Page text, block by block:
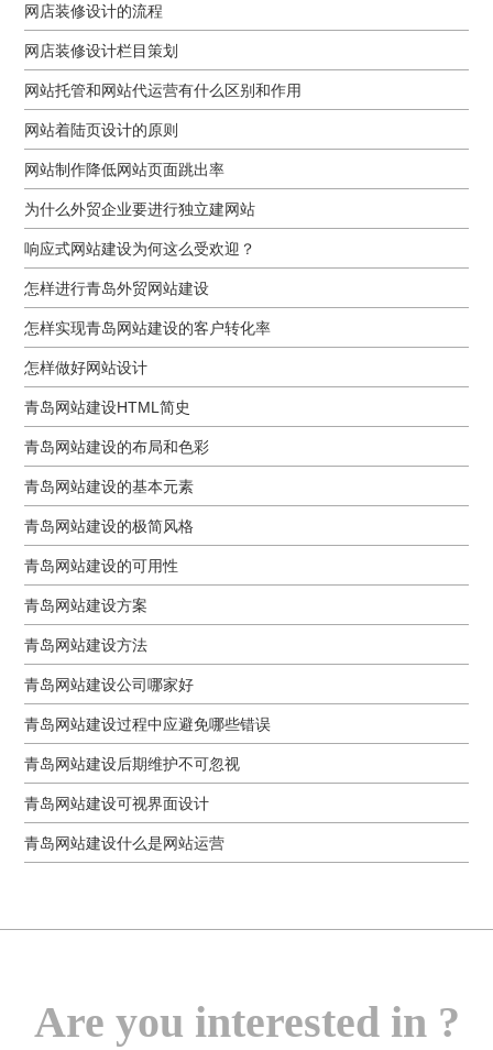
网店装修设计的流程
网店装修设计栏目策划
网站托管和网站代运营有什么区别和作用
网站着陆页设计的原则
网站制作降低网站页面跳出率
为什么外贸企业要进行独立建网站
响应式网站建设为何这么受欢迎？
怎样进行青岛外贸网站建设
怎样实现青岛网站建设的客户转化率
怎样做好网站设计
青岛网站建设HTML简史
青岛网站建设的布局和色彩
青岛网站建设的基本元素
青岛网站建设的极简风格
青岛网站建设的可用性
青岛网站建设方案
青岛网站建设方法
青岛网站建设公司哪家好
青岛网站建设过程中应避免哪些错误
青岛网站建设后期维护不可忽视
青岛网站建设可视界面设计
青岛网站建设什么是网站运营
Are you interested in ?